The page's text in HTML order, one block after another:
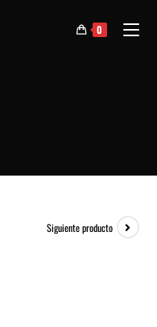
0
Siguiente producto